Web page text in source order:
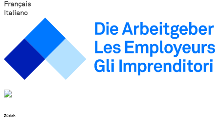
Français
Italiano
Zürich